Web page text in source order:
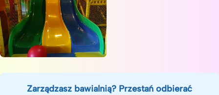
Zarządzasz bawialnią? Przestań odbierać